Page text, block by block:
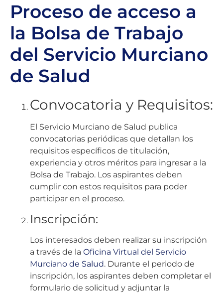
Proceso de acceso a
la Bolsa de Trabajo
del Servicio Murciano
de Salud
Convocatoria y Requisitos:
El Servicio Murciano de Salud publica
convocatorias periódicas que detallan los
requisitos específicos de titulación,
experiencia y otros méritos para ingresar a la
Bolsa de Trabajo. Los aspirantes deben
cumplir con estos requisitos para poder
participar en el proceso.
Inscripción:
Los interesados deben realizar su inscripción
a través de la Oficina Virtual del Servicio
Murciano de Salud. Durante el periodo de
inscripción, los aspirantes deben completar el
formulario de solicitud y adjuntar la